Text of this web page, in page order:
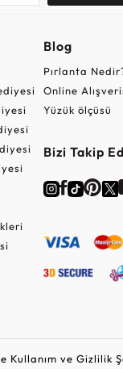
Blog
Pırlanta
Online
Yüzük ölçüsü
Bizi Takip
Kullanım ve Gizlilik